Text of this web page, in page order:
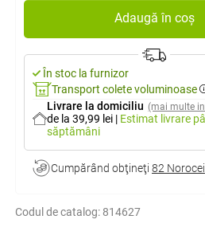
Adaugă în coș
În stoc la furnizor
Transport colete voluminoase
Livrare la domiciliu (mai multe
de la 39,99 lei | Estimat livrare
săptămâni
Cumpărând obţineţi 82 Norocei
Codul de catalog: 814627